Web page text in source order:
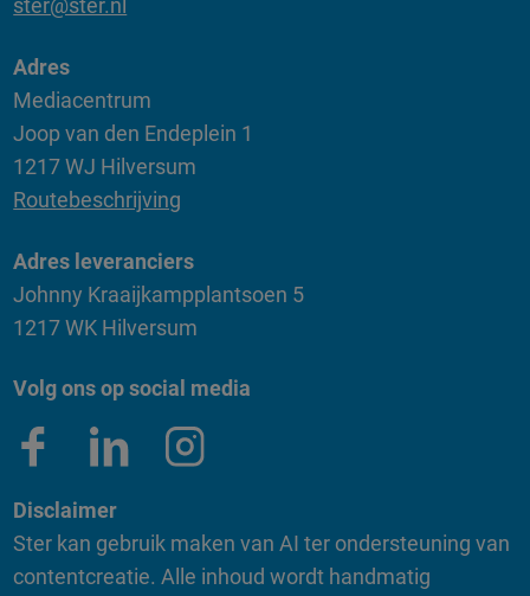
ster@ster.nl
Adres
Mediacentrum
Joop van den Endeplein 1
1217 WJ Hilversum
Routebeschrijving
Adres leveranciers
Johnny Kraaijkampplantsoen 5
1217 WK Hilversum
Volg ons op social media
Disclaimer
Ster kan gebruik maken van AI ter ondersteuning van
contentcreatie. Alle inhoud wordt handmatig